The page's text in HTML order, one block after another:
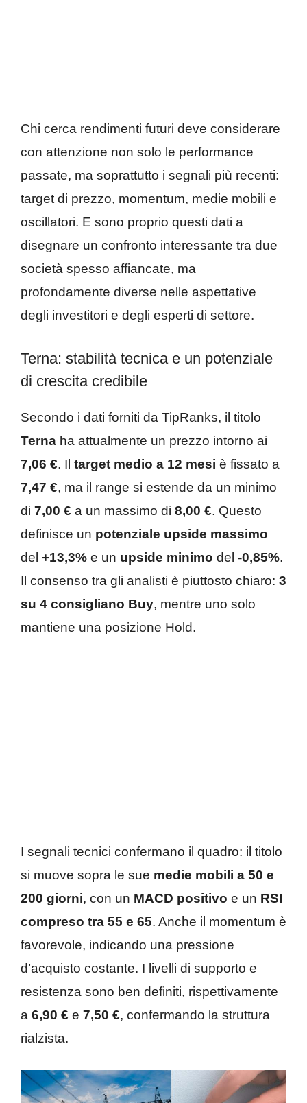
Chi cerca rendimenti futuri deve considerare
con attenzione non solo le performance
passate, ma soprattutto i segnali più recenti:
target di prezzo, momentum, medie mobili e
oscillatori. E sono proprio questi dati a
disegnare un confronto interessante tra due
società spesso affiancate, ma
profondamente diverse nelle aspettative
degli investitori e degli esperti di settore.
Terna: stabilità tecnica e un potenziale
di crescita credibile
Secondo i dati forniti da TipRanks, il titolo
Terna ha attualmente un prezzo intorno ai
7,06 €. Il target medio a 12 mesi è fissato a
7,47 €, ma il range si estende da un minimo
di 7,00 € a un massimo di 8,00 €. Questo
definisce un potenziale upside massimo
del +13,3% e un upside minimo del -0,85%.
Il consenso tra gli analisti è piuttosto chiaro: 3
su 4 consigliano Buy, mentre uno solo
mantiene una posizione Hold.
I segnali tecnici confermano il quadro: il titolo
si muove sopra le sue medie mobili a 50 e
200 giorni, con un MACD positivo e un RSI
compreso tra 55 e 65. Anche il momentum è
favorevole, indicando una pressione
d’acquisto costante. I livelli di supporto e
resistenza sono ben definiti, rispettivamente
a 6,90 € e 7,50 €, confermando la struttura
rialzista.